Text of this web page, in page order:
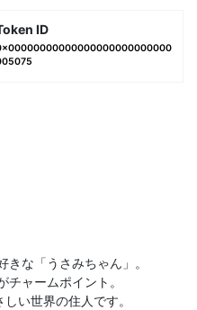
ID
な「うさみちゃん」。
ャームポイント。
い世界の住人です。